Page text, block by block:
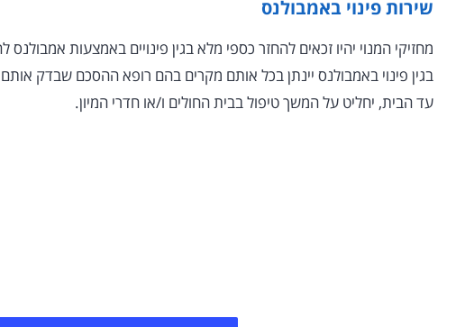
שירות פינוי באמבולנס
מחזיקי המנוי יהיו זכאים להחזר כספי מלא בגין פינויים באמצעות אמבולנס
בגין פינוי באמבולנס יינתן בכל אותם מקרים בהם רופא ההסכם שבדק
עד הבית, יחליט על המשך טיפול בבית החולים ו/או חדרי המיון.